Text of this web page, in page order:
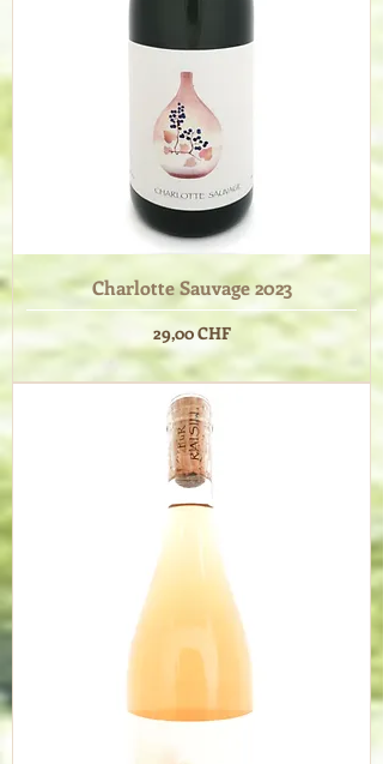
Charlotte Sauvage 2023
Prix
29,00 CHF